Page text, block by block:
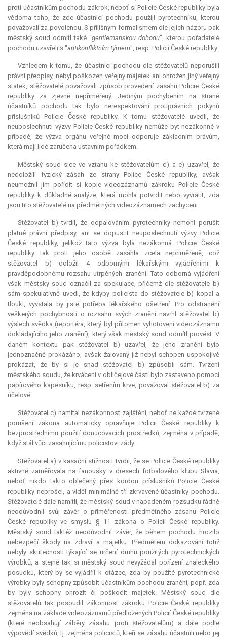
proti účastníkům pochodu zákrok, neboť si Policie České republiky byla
vědoma toho, že zde účastníci pochodu použijí pyrotechniku, kterou
považovali za povolenou. S přílišným formalismem dle jejich názoru pak
městský soud odmítl také "gentlemanskou dohodu", kterou pořadatelé
pochodu uzavřeli s "antikonfliktním týmem", resp. Policií České republiky.
Vzhledem k tomu, že účastníci pochodu dle stěžovatelů neporušili
právní předpisy, nebyl poškozen veřejný majetek ani ohrožen jiný veřejný
statek, stěžovatelé považovali způsob provedení zásahu Policie České
republiky za zjevně nepřiměřený. Jediným pochybením na straně
účastníků pochodu tak bylo nerespektování protiprávních pokynů
příslušníků Policie České republiky. K tomu stěžovatelé uvedli, že
neuposlechnutí výzvy Policie České republiky nemůže být nezákonné v
případě, že výzva orgánu veřejné moci odporuje základním právům,
která mají lidé zaručena ústavním pořádkem.
Městský soud sice ve vztahu ke stěžovatelům d) a e) uzavřel, že
nedoložili fyzický zásah ze strany Police České republiky, avšak
neumožnil jim pořídit si kopie videozáznamů zákroku Policie České
republiky k důkladné analýze, která mohla potvrdit nebo vyvrátit, zda
jsou tito stěžovatelé na předmětných videozáznamech zachyceni.
Stěžovatel b) tvrdil, že odpalováním pyrotechniky nemohl porušit
platné právní předpisy, ani se dopustit neuposlechnutí výzvy Policie
České republiky, jelikož tato výzva byla nezákonná. Policie České
republiky tak proti jeho osobě zasáhla zcela nepřiměřeně, což
stěžovatel b) doložil 4 odbornými lékařskými vyjádřeními k
pravděpodobnému rozsahu utrpěných zranění. Tato odborná vyjádření
však městský soud označil za spekulace, přičemž dle stěžovatele b)
sám spekulativně uvedl, že kdyby policista do stěžovatele b) kopal a
tloukl, vyvstala by jistě potřeba lékařského ošetření. Pro odstranění
veškerých pochybností o rozsahu svých zranění navrhl stěžovatel b)
výslech svědka (reportéra, který byl přítomen vyhotovení videozáznamu
dokládajícího jeho zranění), který však městský soud odmítl provést. V
daném kontextu pak stěžovatel b) uzavřel, že jeho zranění bylo
jednoznačně prokázáno, avšak žalovaný již nebyl schopen uspokojivě
prokázat, že by si je snad stěžovatel b) způsobil sám. Tvrzení
městského soudu, že krvácení v obličejové části bylo zastaveno pomocí
papírového kapesníku, resp. setřením krve, považoval stěžovatel b) za
účelové.
Stěžovatel c) namítal nezákonnost zajištění, neboť ne každé tvrzené
porušení zákona automaticky opravňuje Policii České republiky k
bezprostřednímu použití donucovacích prostředků, zejména v případě,
když stál vůči zasahujícímu policistovi zády.
Stěžovatel a) v kasační stížnosti tvrdil, že se Policie České republiky
aktivně zaměřovala na fanoušky v dresech fotbalového klubu Slavia,
neboť nikdo takto oblečený přes kordon příslušníků Policie České
republiky neprošel, a viděl minimálně tři zkrvavené účastníky pochodu.
Stěžovatelé dále namítli, že městský soud v napadeném rozsudku řádně
neodůvodnil svůj závěr o přiměřenosti předmětného zásahu Policie
České republiky ve smyslu § 11 zákona o Policii České republiky.
Městský soud taktéž neodůvodnil závěr, že během pochodu hrozilo
nebezpečí škody na zdraví a majetku. Předmětem dokazování totiž
nebyly skutečnosti týkající se určení druhu použitých pyrotechnických
výrobků, a stejně tak si městský soud nevyžádal pořízení znaleckého
posudku, který by se vyjádřil k otázce, zda by použité pyrotechnické
výrobky byly schopny způsobit účastníkům pochodu zranění, popř. zda
by byly schopny ohrozit či poškodit majetek. Městský soud dle
stěžovatelů tak posoudil zákonnost zákroku Policie České republiky
zejména na základě videozáznamů předložených Policií České republiky
(které neobsahují záběry zásahu proti stěžovatelům) a dále podle
výpovědí svědků, tj. zejména policistů, kteří se zásahu účastnili nebo jej